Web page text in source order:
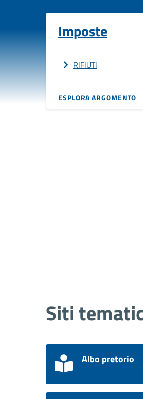
Imposte
RIFIUTI
ESPLORA ARGOMENTO
Siti
Albo pretorio